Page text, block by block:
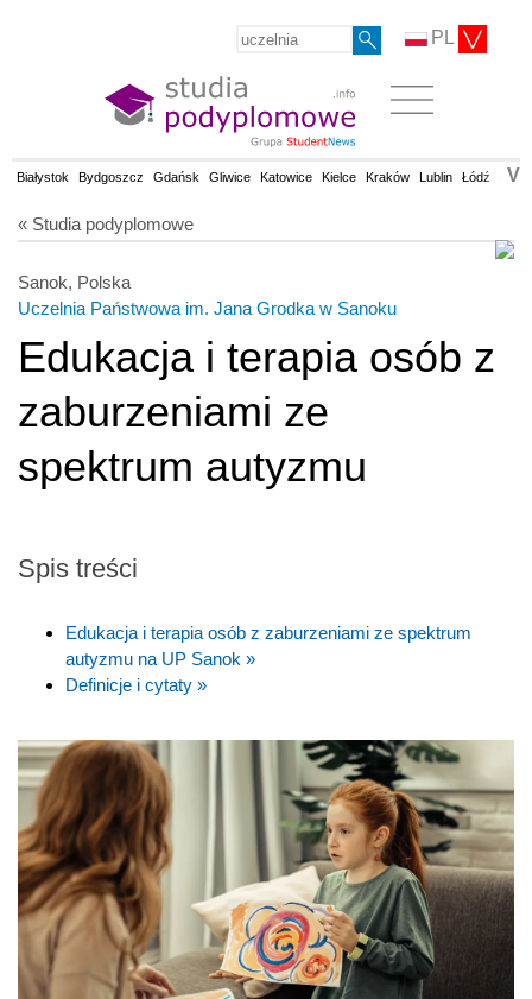
PL
Białystok Bydgoszcz Gdańsk Gliwice Katowice Kielce Kraków Lublin Łódź V
« Studia podyplomowe
Sanok, Polska
Uczelnia Państwowa im. Jana Grodka w Sanoku
Edukacja i terapia osób z
zaburzeniami ze
spektrum autyzmu
Spis treści
Edukacja i terapia osób z zaburzeniami ze spektrum
autyzmu na UP Sanok »
Definicje i cytaty »